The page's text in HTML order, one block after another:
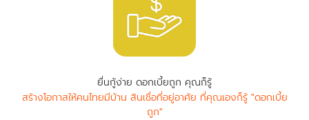
ยื่นกู้ง่าย ดอกเบี้ยถูก คุณก็รู้
สร้างโอกาสให้คนไทยมีบ้าน สินเชื่อที่อยู่อาศัย ที่คุณเองก็รู้ "ดอกเบี้ย
ถูก"